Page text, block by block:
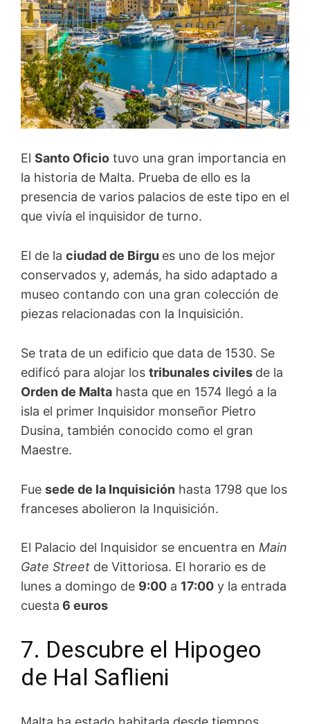
El Santo Oficio tuvo una gran importancia en
la historia de Malta. Prueba de ello es la
presencia de varios palacios de este tipo en el
que vivía el inquisidor de turno.
El de la ciudad de Birgu es uno de los mejor
conservados y, además, ha sido adaptado a
museo contando con una gran colección de
piezas relacionadas con la Inquisición.
Se trata de un edificio que data de 1530. Se
edificó para alojar los tribunales civiles de la
Orden de Malta hasta que en 1574 llegó a la
isla el primer Inquisidor monseñor Pietro
Dusina, también conocido como el gran
Maestre.
Fue sede de la Inquisición hasta 1798 que los
franceses abolieron la Inquisición.
El Palacio del Inquisidor se encuentra en Main
Gate Street de Vittoriosa. El horario es de
lunes a domingo de 9:00 a 17:00 y la entrada
cuesta 6 euros
7. Descubre el Hipogeo
de Hal Saflieni